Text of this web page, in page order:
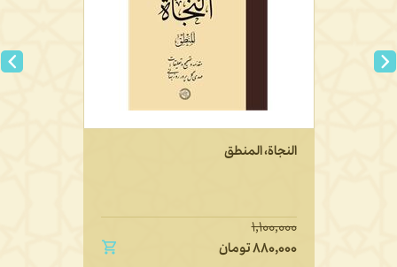
النجاة، المنطق
۱,۱۰۰,۰۰۰
۸۸۰,۰۰۰تومان